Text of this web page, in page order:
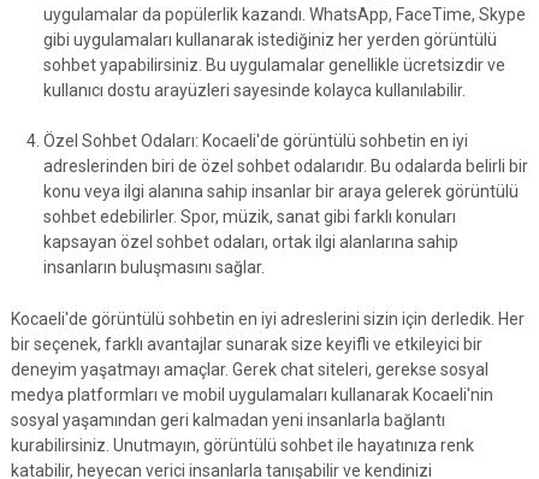
uygulamalar da popülerlik kazandı. WhatsApp, FaceTime, Skype
gibi uygulamaları kullanarak istediğiniz her yerden görüntülü
sohbet yapabilirsiniz. Bu uygulamalar genellikle ücretsizdir ve
kullanıcı dostu arayüzleri sayesinde kolayca kullanılabilir.
Özel Sohbet Odaları: Kocaeli'de görüntülü sohbetin en iyi
adreslerinden biri de özel sohbet odalarıdır. Bu odalarda belirli bir
konu veya ilgi alanına sahip insanlar bir araya gelerek görüntülü
sohbet edebilirler. Spor, müzik, sanat gibi farklı konuları
kapsayan özel sohbet odaları, ortak ilgi alanlarına sahip
insanların buluşmasını sağlar.
Kocaeli'de görüntülü sohbetin en iyi adreslerini sizin için derledik. Her
bir seçenek, farklı avantajlar sunarak size keyifli ve etkileyici bir
deneyim yaşatmayı amaçlar. Gerek chat siteleri, gerekse sosyal
medya platformları ve mobil uygulamaları kullanarak Kocaeli'nin
sosyal yaşamından geri kalmadan yeni insanlarla bağlantı
kurabilirsiniz. Unutmayın, görüntülü sohbet ile hayatınıza renk
katabilir, heyecan verici insanlarla tanışabilir ve kendinizi